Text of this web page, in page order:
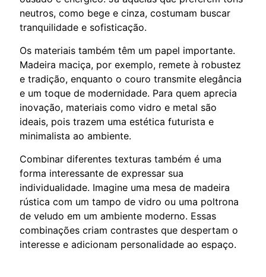
neutros, como bege e cinza, costumam buscar
tranquilidade e sofisticação.
Os materiais também têm um papel importante.
Madeira maciça, por exemplo, remete à robustez
e tradição, enquanto o couro transmite elegância
e um toque de modernidade. Para quem aprecia
inovação, materiais como vidro e metal são
ideais, pois trazem uma estética futurista e
minimalista ao ambiente.
Combinar diferentes texturas também é uma
forma interessante de expressar sua
individualidade. Imagine uma mesa de madeira
rústica com um tampo de vidro ou uma poltrona
de veludo em um ambiente moderno. Essas
combinações criam contrastes que despertam o
interesse e adicionam personalidade ao espaço.